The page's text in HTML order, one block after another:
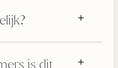
is dit